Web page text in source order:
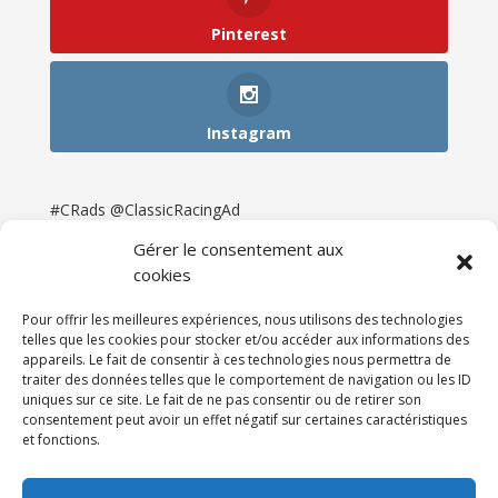
Gérer le consentement aux
cookies
Pour offrir les meilleures expériences, nous utilisons des technologies
telles que les cookies pour stocker et/ou accéder aux informations des
appareils. Le fait de consentir à ces technologies nous permettra de
traiter des données telles que le comportement de navigation ou les ID
uniques sur ce site. Le fait de ne pas consentir ou de retirer son
consentement peut avoir un effet négatif sur certaines caractéristiques
et fonctions.
Pinterest
Instagram
#CRads @ClassicRacingAd
Newsletter & Presse
Partenaires Tarifs